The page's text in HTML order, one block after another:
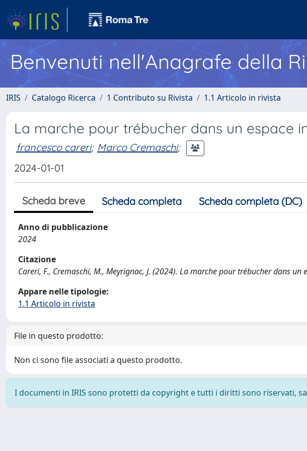
Benvenuti nell'Anagrafe della
IRIS Catalogo Ricerca 1 Contributo su Rivista 1.1 Articolo in rivista
La marche pour trébucher dans un espace
francesco careri; Marco Cremaschi;
2024-01-01
Scheda breve Scheda completa Scheda completa (DC)
Anno di pubblicazione
2024
Citazione
Careri, F., Cremaschi, M., Meyrignac, J. (2024). La marche pour trébucher dans un
Appare nelle tipologie:
1.1 Articolo in rivista
File in questo prodotto:
Non ci sono file associati a questo prodotto.
I documenti in IRIS sono protetti da copyright e tutti i diritti sono riservati,